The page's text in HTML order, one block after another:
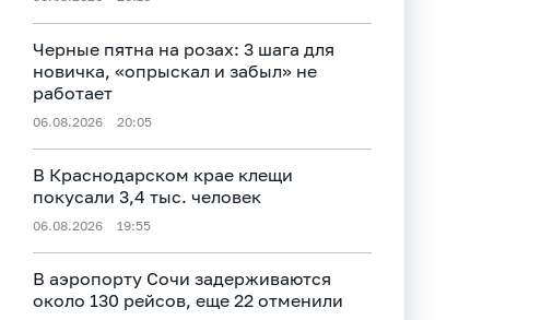
Черные пятна на розах: 3 шага для
новичка, «опрыскал и забыл» не
работает
06.08.2026 20:05
В Краснодарском крае клещи
покусали 3,4 тыс. человек
06.08.2026 19:55
В аэропорту Сочи задерживаются
около 130 рейсов, еще 22 отменили